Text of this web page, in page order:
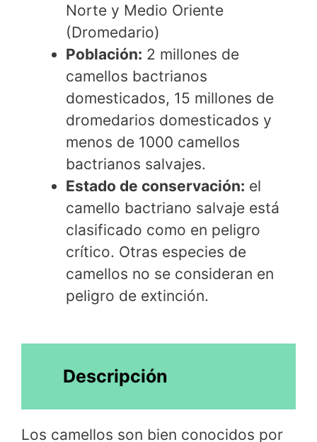
Norte y Medio Oriente
(Dromedario)
Población: 2 millones de
camellos bactrianos
domesticados, 15 millones de
dromedarios domesticados y
menos de 1000 camellos
bactrianos salvajes.
Estado de conservación: el
camello bactriano salvaje está
clasificado como en peligro
crítico. Otras especies de
camellos no se consideran en
peligro de extinción.
Descripción
Los camellos son bien conocidos por